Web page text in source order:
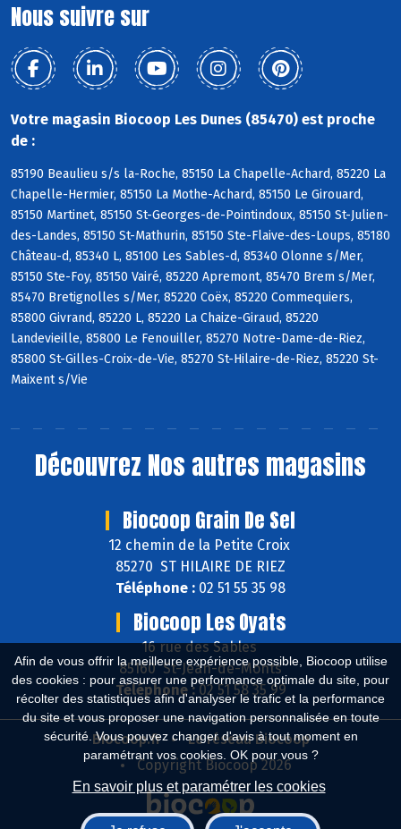
Afin de vous offrir la meilleure expérience possible, Biocoop utilise
des cookies : pour assurer une performance optimale du site, pour
récolter des statistiques afin d'analyser le trafic et la performance
du site et vous proposer une navigation personnalisée en toute
sécurité. Vous pouvez changer d'avis à tout moment en
paramétrant vos cookies. OK pour vous ?
En savoir plus et paramétrer les cookies
Nous suivre sur
Votre magasin Biocoop Les Dunes (85470) est proche
de :
85190 Beaulieu s/s la-Roche, 85150 La Chapelle-Achard, 85220 La
Chapelle-Hermier, 85150 La Mothe-Achard, 85150 Le Girouard,
85150 Martinet, 85150 St-Georges-de-Pointindoux, 85150 St-Julien-
des-Landes, 85150 St-Mathurin, 85150 Ste-Flaive-des-Loups, 85180
Château-d, 85340 L, 85100 Les Sables-d, 85340 Olonne s/Mer,
85150 Ste-Foy, 85150 Vairé, 85220 Apremont, 85470 Brem s/Mer,
85470 Bretignolles s/Mer, 85220 Coëx, 85220 Commequiers,
85800 Givrand, 85220 L, 85220 La Chaize-Giraud, 85220
Landevieille, 85800 Le Fenouiller, 85270 Notre-Dame-de-Riez,
85800 St-Gilles-Croix-de-Vie, 85270 St-Hilaire-de-Riez, 85220 St-
Maixent s/Vie
Découvrez Nos autres magasins
Biocoop Grain De Sel
12 chemin de la Petite Croix
85270 ST HILAIRE DE RIEZ
Téléphone : 02 51 55 35 98
Biocoop Les Oyats
16 rue des Sables
85160 St-Jean-de-Monts
Téléphone :02 51 58 35 99
Biocoop.fr
Le réseau Biocoop
Copyright Biocoop 2026